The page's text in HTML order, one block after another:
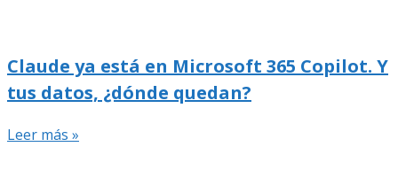
Claude ya está en Microsoft 365 Copilot. Y
tus datos, ¿dónde quedan?
Leer más »